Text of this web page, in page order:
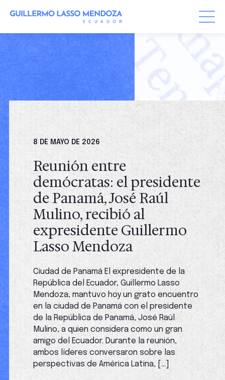
8 DE MAYO DE 2026
Reunión entre
demócratas: el presidente
de Panamá, José Raúl
Mulino, recibió al
expresidente Guillermo
Lasso Mendoza
Ciudad de Panamá El expresidente de la
República del Ecuador, Guillermo Lasso
Mendoza, mantuvo hoy un grato encuentro
en la ciudad de Panamá con el presidente
de la República de Panamá, José Raúl
Mulino, a quien considera como un gran
amigo del Ecuador. Durante la reunión,
ambos líderes conversaron sobre las
perspectivas de América Latina, […]